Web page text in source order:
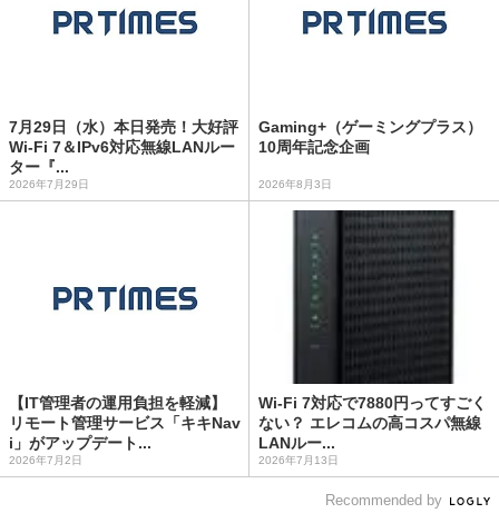
7月29日（水）本日発売！大好評
Wi-Fi 7＆IPv6対応無線LANルー
ター『...
2026年7月29日
Gaming+（ゲーミングプラス）
10周年記念企画
2026年8月3日
【IT管理者の運用負担を軽減】
リモート管理サービス「キキNav
i」がアップデート...
2026年7月2日
Wi-Fi 7対応で7880円ってすごく
ない？ エレコムの高コスパ無線
LANルー...
2026年7月13日
Recommended by